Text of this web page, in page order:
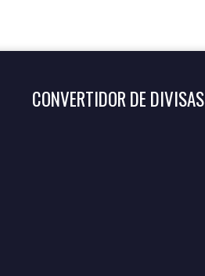
CONVERTIDOR DE DIVISAS